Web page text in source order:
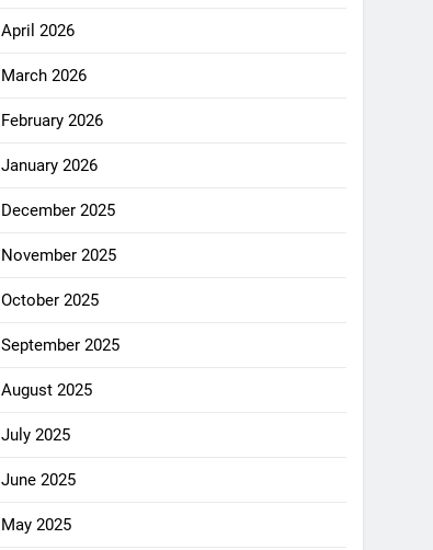
April 2026
March 2026
February 2026
January 2026
December 2025
November 2025
October 2025
September 2025
August 2025
July 2025
June 2025
May 2025